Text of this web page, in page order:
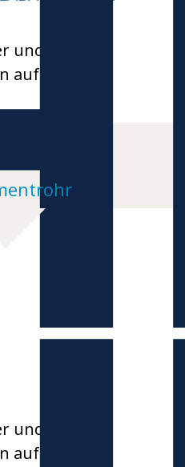
und
auf Anfrage
und
auf Anfrage